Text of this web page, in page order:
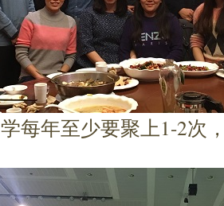
每年至少要聚上1-2次